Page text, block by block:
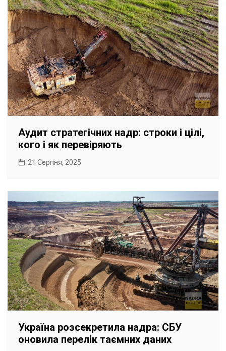
Аудит стратегічних надр: строки і цілі,
кого і як перевіряють
21 Серпня, 2025
Україна розсекретила надра: СБУ
оновила перелік таємних даних